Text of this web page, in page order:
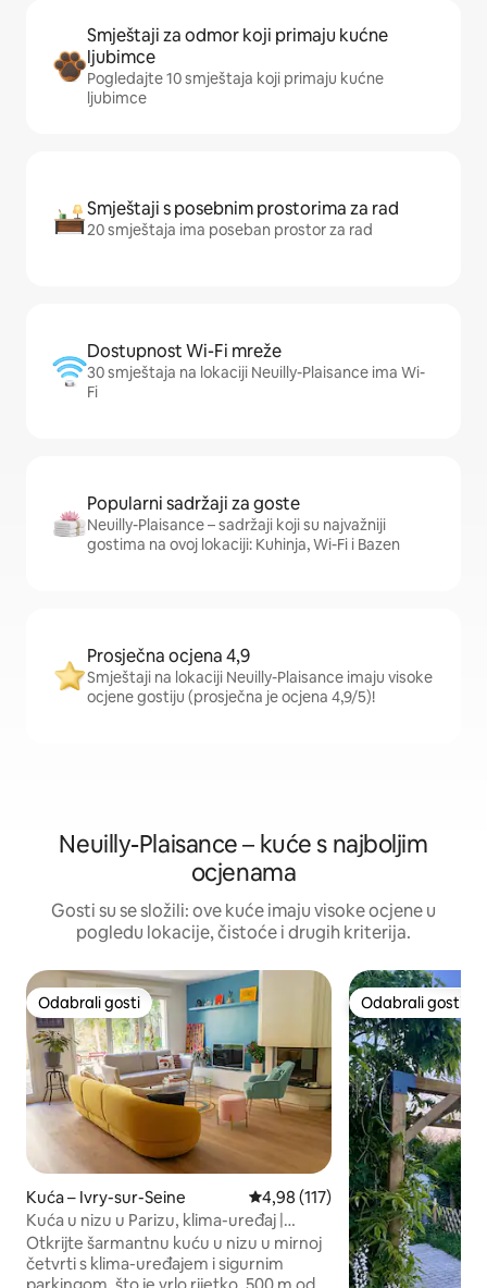
Smještaji za odmor koji primaju kućne
ljubimce
Pogledajte 10 smještaja koji primaju kućne
ljubimce
Smještaji s posebnim prostorima za rad
20 smještaja ima poseban prostor za rad
Dostupnost Wi-Fi mreže
30 smještaja na lokaciji Neuilly-Plaisance ima Wi-
Fi
Popularni sadržaji za goste
Neuilly-Plaisance – sadržaji koji su najvažniji
gostima na ovoj lokaciji: Kuhinja, Wi-Fi i Bazen
Prosječna ocjena 4,9
Smještaji na lokaciji Neuilly-Plaisance imaju visoke
ocjene gostiju (prosječna je ocjena 4,9/5)!
Neuilly-Plaisance – kuće s najboljim
ocjenama
Gosti su se složili: ove kuće imaju visoke ocjene u
pogledu lokacije, čistoće i drugih kriterija.
Odabrali gosti
Odabrali gosti
Kuća – Ivry-sur-Seine Prosječna ocjena: 4,98/5,
4,98 (117)
Kuća u nizu u Parizu, klima-uređaj |
Parkirno mjesto | Vrt
Otkrijte šarmantnu kuću u nizu u mirnoj
četvrti s klima-uređajem i sigurnim
Odabrali gosti
Odabrali gosti